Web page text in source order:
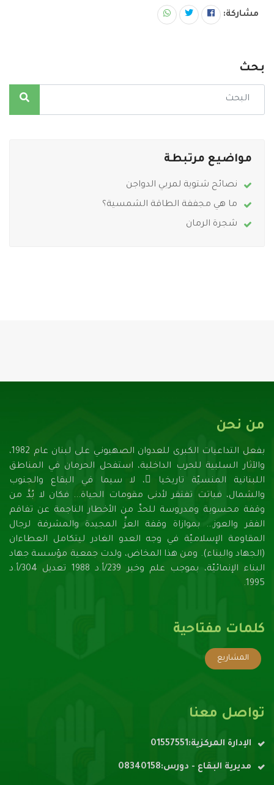
مشاركة:
بحث
مواضيع مرتبطة
نصائح شتوية لمربي الدواجن
ما هي مجففة الطاقة الشمسية؟
شجرة الرمان
من نحن
بفعل التداعيات الكبرى للعدوان الصهيونـي على لبنان عام 1982،
والآثار السلبية للحرب الداخلية، استفحل الحرمان في المناطق
اللبنانية المنسيّة تاريخيا ً، لا سيما في البقاع والجنوب
والشمال، فباتت تفتقر لأدنـى مقومات الحياة... فكان لا بُدَّ من
وقفة محسوبة ومدروسة للحدِّ من الأخطار الناجمة عن تفاقم
الفقر والعوز... بموازاة وقفة العزِّ المجيدة والمشرفة لرجال
المقاومة الإسلاميّة في وجه العدو الغادر ليتكامل العطاءان
(الجهاد والبناء). ومن هذا المخاض، ولدت جمعية مؤسسة جهاد
البناء الإنمائيّة، بموجب علم وخبر 239/أ.د 1988 تعديل 304/أ.د
1995.
كلمات مفتاحية
المشاريع
تواصل معنا
الإدارة المركزية:01557551
مديرية البقاع - دورس:08340158